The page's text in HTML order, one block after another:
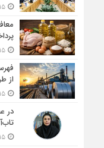
۱۵ مرداد ۱۴۰۵ - ۱۲:۰۸
۱۵ مرداد ۱۴۰۵ - ۱۱:۴۵
از
۱۵ مرداد ۱۴۰۵ - ۱۰:۴۵
در
۱۵ مرداد ۱۴۰۵ - ۱۰:۰۵